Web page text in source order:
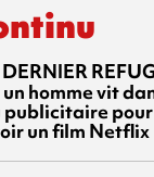
homme vit
publicitaire pour
un film Netflix